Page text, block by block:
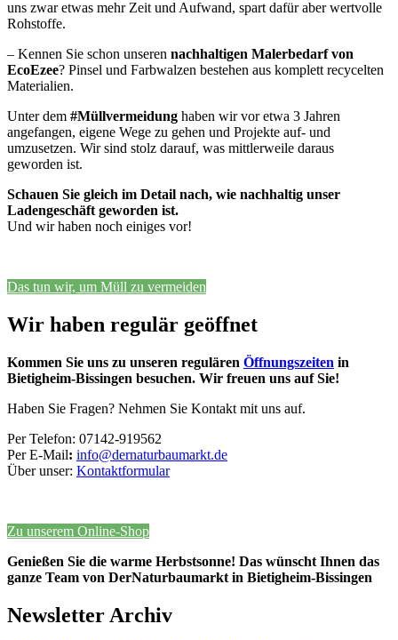
uns zwar etwas mehr Zeit und Aufwand, spart dafür aber wertvolle
Rohstoffe.
– Kennen Sie schon unseren nachhaltigen Malerbedarf von
EcoEzee? Pinsel und Farbwalzen bestehen aus komplett recycelten
Materialien.
Unter dem #Müllvermeidung haben wir vor etwa 3 Jahren
angefangen, eigene Wege zu gehen und Projekte auf- und
umzusetzen. Wir sind stolz darauf, was mittlerweile daraus
geworden ist.
Schauen Sie gleich im Detail nach, wie nachhaltig unser
Ladengeschäft geworden ist.
Und wir haben noch einiges vor!
Das tun wir, um Müll zu vermeiden
Wir haben regulär geöffnet
Kommen Sie uns zu unseren regulären Öffnungszeiten in
Bietigheim-Bissingen besuchen. Wir freuen uns auf Sie!
Haben Sie Fragen? Nehmen Sie Kontakt mit uns auf.
Per Telefon: 07142-919562
Per E-Mail: info@dernaturbaumarkt.de
Über unser: Kontaktformular
Zu unserem Online-Shop
Genießen Sie die warme Herbstsonne! Das wünscht Ihnen das
ganze Team von DerNaturbaumarkt in Bietigheim-Bissingen
Newsletter Archiv